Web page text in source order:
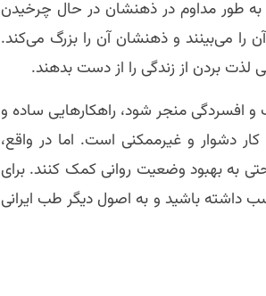
به طور مداوم در ذهنشان در حال چرخیدن
را می‌بینند و ذهنشان آن را بزرگ می‌کند.
بردن از زندگی را از دست بدهند.
و افسردگی منجر شود، راهکارهایی ساده و
دشوار و غیرممکنی است. اما در واقع،
به بهبود وضعیت روانی کمک کنند. برای
داشته باشید و به اصول دیگر طب ایرانی